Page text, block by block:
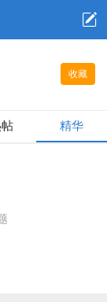
收藏
精华